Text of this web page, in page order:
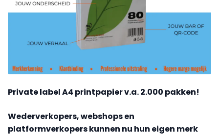
Private label A4 printpapier v.a. 2.000 pakken!
Wederverkopers, webshops en
platformverkopers kunnen nu hun eigen merk